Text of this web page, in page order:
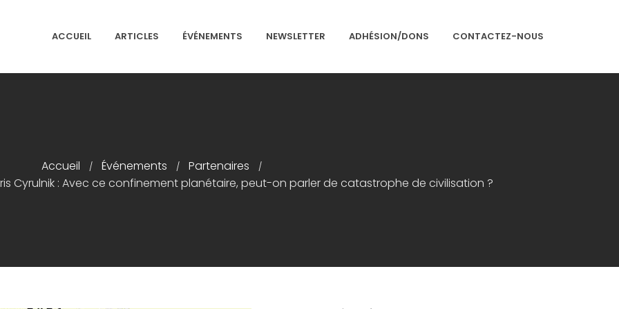
Contactez-nous
ACCUEIL ARTICLES ÉVÉNEMENTS NEWSLETTER ADHÉSION/DONS CONTACTEZ-NOUS
Accueil / Événements / Partenaires /
Cyrulnik : Avec ce confinement planétaire, peut-on parler de catastrophe de civilisation ?